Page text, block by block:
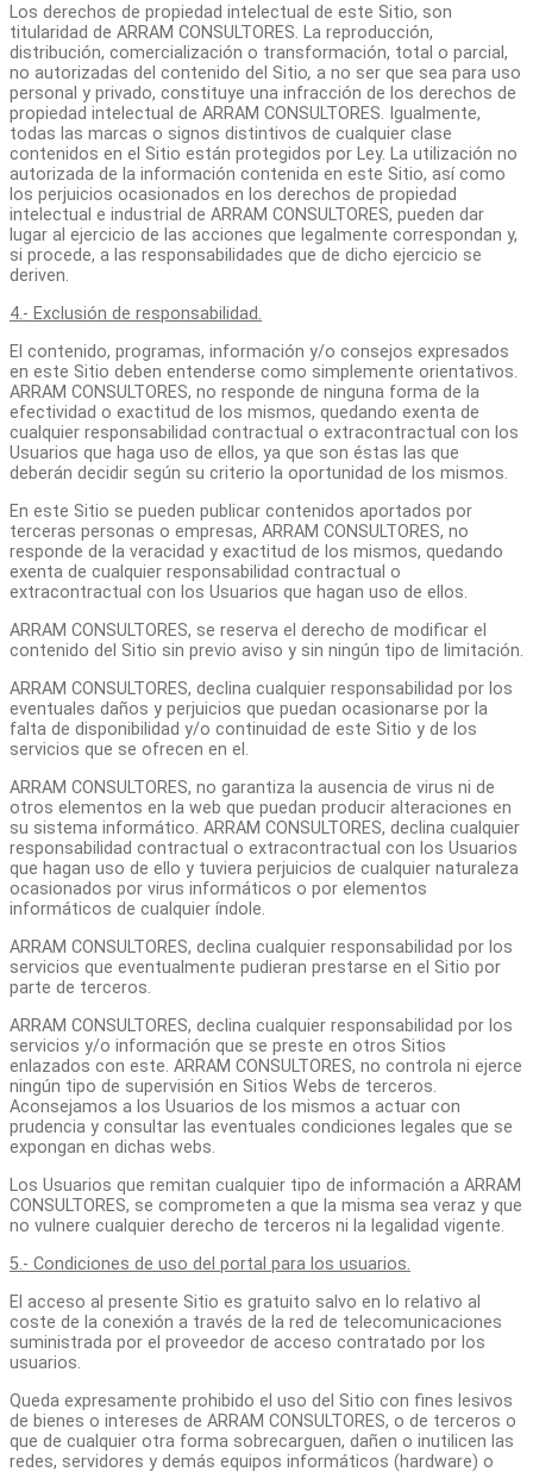
Los derechos de propiedad intelectual de este Sitio, son
titularidad de ARRAM CONSULTORES. La reproducción,
distribución, comercialización o transformación, total o parcial,
no autorizadas del contenido del Sitio, a no ser que sea para uso
personal y privado, constituye una infracción de los derechos de
propiedad intelectual de ARRAM CONSULTORES. Igualmente,
todas las marcas o signos distintivos de cualquier clase
contenidos en el Sitio están protegidos por Ley. La utilización no
autorizada de la información contenida en este Sitio, así como
los perjuicios ocasionados en los derechos de propiedad
intelectual e industrial de ARRAM CONSULTORES, pueden dar
lugar al ejercicio de las acciones que legalmente correspondan y,
si procede, a las responsabilidades que de dicho ejercicio se
deriven.
4.- Exclusión de responsabilidad.
El contenido, programas, información y/o consejos expresados
en este Sitio deben entenderse como simplemente orientativos.
ARRAM CONSULTORES, no responde de ninguna forma de la
efectividad o exactitud de los mismos, quedando exenta de
cualquier responsabilidad contractual o extracontractual con los
Usuarios que haga uso de ellos, ya que son éstas las que
deberán decidir según su criterio la oportunidad de los mismos.
En este Sitio se pueden publicar contenidos aportados por
terceras personas o empresas, ARRAM CONSULTORES, no
responde de la veracidad y exactitud de los mismos, quedando
exenta de cualquier responsabilidad contractual o
extracontractual con los Usuarios que hagan uso de ellos.
ARRAM CONSULTORES, se reserva el derecho de modificar el
contenido del Sitio sin previo aviso y sin ningún tipo de limitación.
ARRAM CONSULTORES, declina cualquier responsabilidad por los
eventuales daños y perjuicios que puedan ocasionarse por la
falta de disponibilidad y/o continuidad de este Sitio y de los
servicios que se ofrecen en el.
ARRAM CONSULTORES, no garantiza la ausencia de virus ni de
otros elementos en la web que puedan producir alteraciones en
su sistema informático. ARRAM CONSULTORES, declina cualquier
responsabilidad contractual o extracontractual con los Usuarios
que hagan uso de ello y tuviera perjuicios de cualquier naturaleza
ocasionados por virus informáticos o por elementos
informáticos de cualquier índole.
ARRAM CONSULTORES, declina cualquier responsabilidad por los
servicios que eventualmente pudieran prestarse en el Sitio por
parte de terceros.
ARRAM CONSULTORES, declina cualquier responsabilidad por los
servicios y/o información que se preste en otros Sitios
enlazados con este. ARRAM CONSULTORES, no controla ni ejerce
ningún tipo de supervisión en Sitios Webs de terceros.
Aconsejamos a los Usuarios de los mismos a actuar con
prudencia y consultar las eventuales condiciones legales que se
expongan en dichas webs.
Los Usuarios que remitan cualquier tipo de información a ARRAM
CONSULTORES, se comprometen a que la misma sea veraz y que
no vulnere cualquier derecho de terceros ni la legalidad vigente.
5.- Condiciones de uso del portal para los usuarios.
El acceso al presente Sitio es gratuito salvo en lo relativo al
coste de la conexión a través de la red de telecomunicaciones
suministrada por el proveedor de acceso contratado por los
usuarios.
Queda expresamente prohibido el uso del Sitio con fines lesivos
de bienes o intereses de ARRAM CONSULTORES, o de terceros o
que de cualquier otra forma sobrecarguen, dañen o inutilicen las
redes, servidores y demás equipos informáticos (hardware) o